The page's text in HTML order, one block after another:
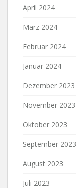
April 2024
März 2024
Februar 2024
Januar 2024
Dezember 2023
November 2023
Oktober 2023
September 2023
August 2023
Juli 2023